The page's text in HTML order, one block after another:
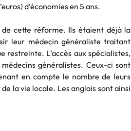
d’économies en 5 ans.
de cette réforme. Ils étaient déjà la
leur médecin généraliste traitant
restreinte. L’accès aux spécialistes,
généralistes. Ceux-ci sont
en compte le nombre de leurs
la vie locale. Les anglais sont ainsi